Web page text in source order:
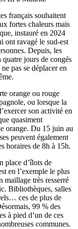
français souhaitent
fortes chaleurs mais
instauré en 2024
ont ravagé le sud-est
Depuis, les
quatre jours de congés
pas se déplacer en
orange ou rouge
ou lorsque la
son activité en
quasiment
orange. Du 15 juin au
peuvent également
horaires de 8h à 15h.
place d’îlots de
en l’exemple le plus
maillage très resserré
Bibliothèques, salles
ces de plus de
99 % des
à pied d’un de ces
communes.